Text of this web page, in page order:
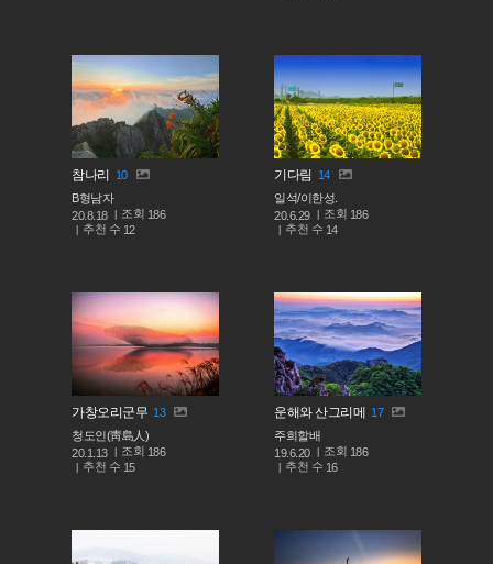
참나리 10
B형남자
20.8.18
조회 186
추천 수 12
기다림 14
일석/이한성.
20.6.29
조회 186
추천 수 14
가창오리군무 13
청도인(靑島人)
20.1.13
조회 186
추천 수 15
운해와 산그리메 17
주희할배
19.6.20
조회 186
추천 수 16